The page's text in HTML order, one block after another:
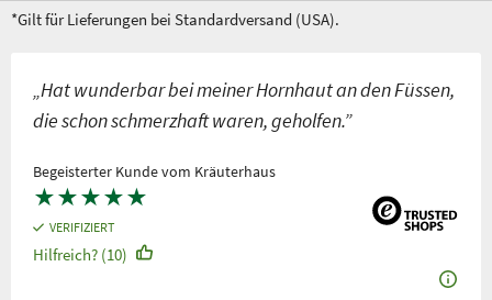
*Gilt für Lieferungen bei Standardversand (USA).
„Hat wunderbar bei meiner Hornhaut an den Füssen,
die schon schmerzhaft waren, geholfen.”
Begeisterter Kunde vom Kräuterhaus
★★★★★
VERIFIZIERT
Hilfreich? (10)